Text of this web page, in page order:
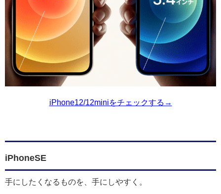
iPhone12/12miniをチェックする→
iPhoneSE
手にしたくなるものを、手にしやすく。